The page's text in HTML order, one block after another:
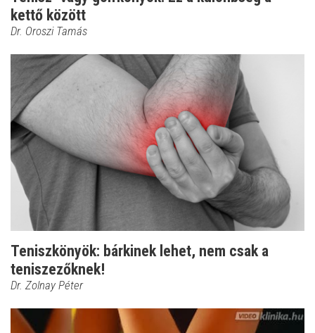
kettő között
Dr. Oroszi Tamás
Teniszkönyök: bárkinek lehet, nem csak a
teniszezőknek!
Dr. Zolnay Péter